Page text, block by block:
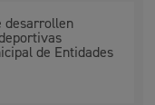
desarrollen
de Entidades